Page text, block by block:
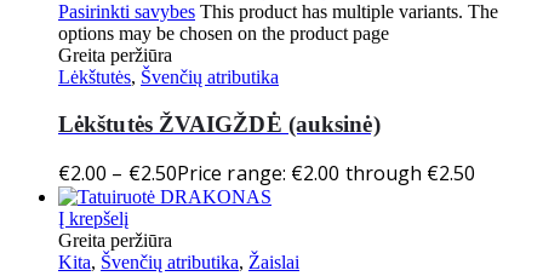
Pasirinkti savybes This product has multiple variants. The
options may be chosen on the product page
Greita peržiūra
Lėkštutės, Švenčių atributika
Lėkštutės ŽVAIGŽDĖ (auksinė)
€2.00 – €2.50Price range: €2.00 through €2.50
Į krepšelį
Greita peržiūra
Kita, Švenčių atributika, Žaislai